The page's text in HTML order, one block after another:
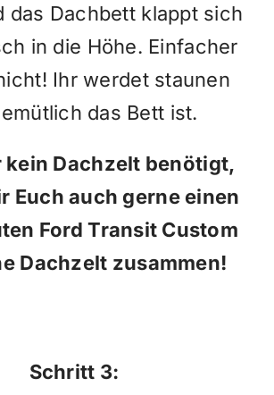
das Dachbett klappt sich
in die Höhe. Einfacher
Ihr werdet staunen
das Bett ist.
kein Dachzelt benötigt,
Euch auch gerne einen
Ford Transit Custom
Dachzelt zusammen!
Schritt 3: